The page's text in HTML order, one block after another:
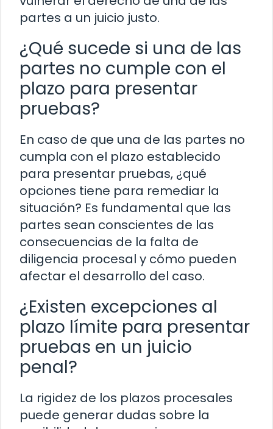
partes a un juicio justo.
¿Qué sucede si una de las
partes no cumple con el
plazo para presentar
pruebas?
En caso de que una de las partes no
cumpla con el plazo establecido
para presentar pruebas, ¿qué
opciones tiene para remediar la
situación? Es fundamental que las
partes sean conscientes de las
consecuencias de la falta de
diligencia procesal y cómo pueden
afectar el desarrollo del caso.
¿Existen excepciones al
plazo límite para presentar
pruebas en un juicio
penal?
La rigidez de los plazos procesales
puede generar dudas sobre la